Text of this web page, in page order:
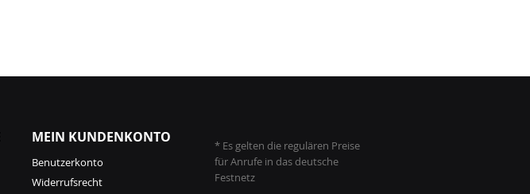
MEIN KUNDENKONTO
Benutzerkonto
Widerrufsrecht
* Es gelten die regulären Preise
für Anrufe in das deutsche
Festnetz